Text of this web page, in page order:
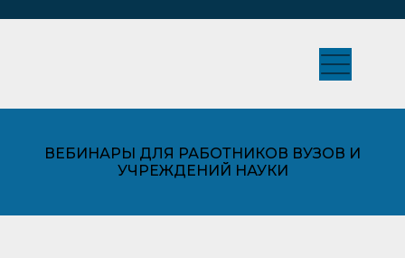
ВЕБИНАРЫ ДЛЯ РАБОТНИКОВ ВУЗОВ И
УЧРЕЖДЕНИЙ НАУКИ